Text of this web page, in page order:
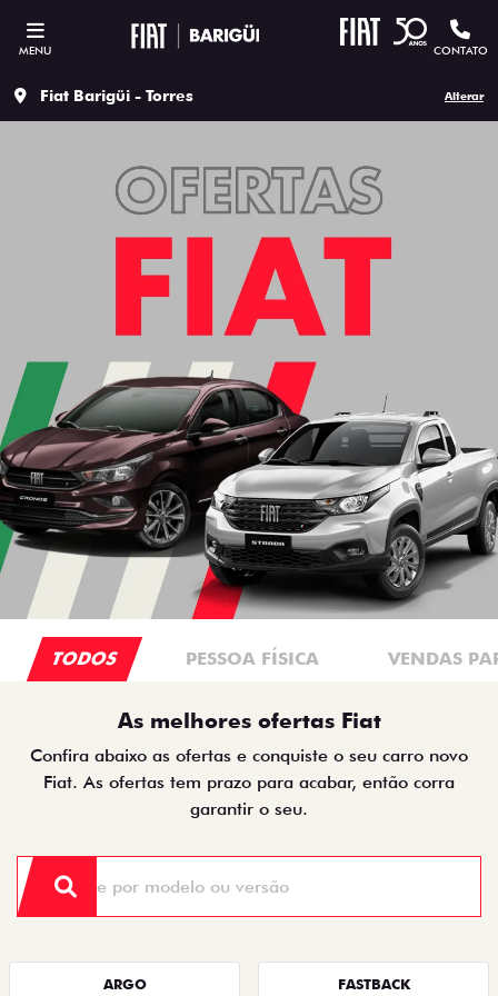
MENU CONTATO
Fiat Barigüi - Torres Alterar
TODOS PESSOA FÍSICA VENDAS
As melhores ofertas Fiat
Confira abaixo as ofertas e conquiste o seu carro novo
Fiat. As ofertas tem prazo para acabar, então corra
garantir o seu.
ARGO FASTBACK